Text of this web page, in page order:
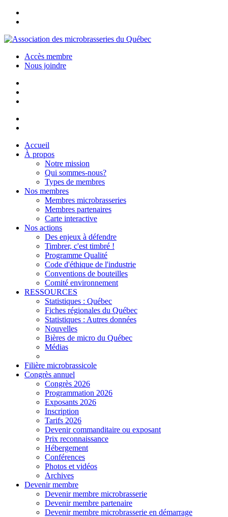
Accès membre
Nous joindre
Accueil
À propos
Notre mission
Qui sommes-nous?
Types de membres
Nos membres
Membres microbrasseries
Membres partenaires
Carte interactive
Nos actions
Des enjeux à défendre
Timbrer, c'est timbré !
Programme Qualité
Code d'éthique de l'industrie
Conventions de bouteilles
Comité environnement
RESSOURCES
Statistiques : Québec
Fiches régionales du Québec
Statistiques : Autres données
Nouvelles
Bières de micro du Québec
Médias
Filière microbrassicole
Congrès annuel
Congrès 2026
Programmation 2026
Exposants 2026
Inscription
Tarifs 2026
Devenir commanditaire ou exposant
Prix reconnaissance
Hébergement
Conférences
Photos et vidéos
Archives
Devenir membre
Devenir membre microbrasserie
Devenir membre partenaire
Devenir membre microbrasserie en démarrage